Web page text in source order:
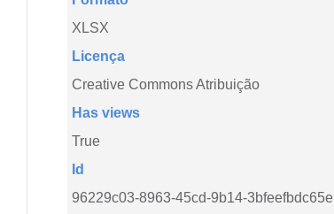
XLSX
Licença
Creative Commons Atribuição
Has views
True
Id
96229c03-8963-45cd-9b14-3bfeefbdc65e